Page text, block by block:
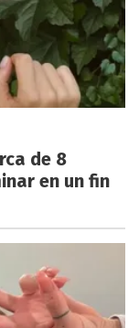
de 8
en un fin